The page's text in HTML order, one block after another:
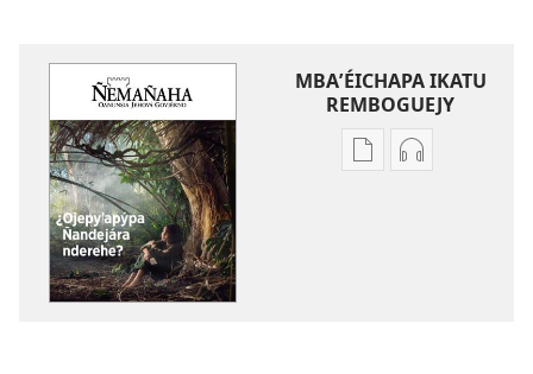
MBAʼÉICHAPA IKATU
REMBOGUEJY
RemboguejyRemboguejy